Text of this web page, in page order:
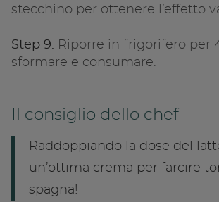
stecchino per ottenere l’effetto
Step 9: Riporre in frigorifero per
sformare e consumare.
Il consiglio dello chef
Raddoppiando la dose del
un’ottima crema per farcire
spagna!